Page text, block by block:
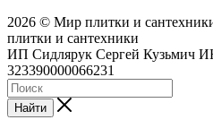
2026 © Мир плитки и
плитки и сантехники
ИП Сидлярук Сергей Кузьмич
323390000066231
Найти